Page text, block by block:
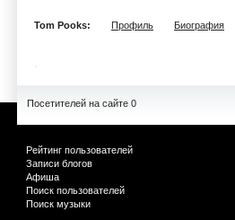
Tom Pooks: Профиль Биография
Посетителей на сайте 0
Рейтинг пользователей
Записи блогов
Афиша
Поиск пользователей
Поиск музыки